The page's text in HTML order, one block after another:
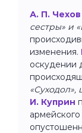
А. П. Чехов
сестры» и
изменения.
оскудении
«Суходол»,
И. Куприн